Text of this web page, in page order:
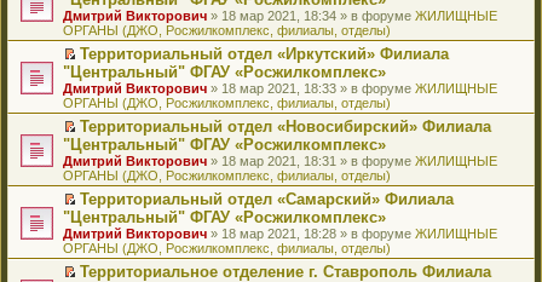
и
ю
о
б
щ
е
н
и
ю
о
м
у
с
о
о
б
щ
е
н
и
ю
и
т
а
н
н
о
м
у
с
о
о
б
щ
е
н
и
ю
е
п
р
о
ч
и
т
а
н
н
о
м
у
с
о
о
б
щ
е
в
о
м
у
н
е
п
р
о
ч
и
т
а
н
н
о
м
у
с
и
к
п
е
р
в
о
м
у
н
е
п
р
о
ч
и
т
а
н
е
р
е
й
т
и
к
п
е
р
в
о
м
у
н
е
п
р
о
Дмитрий Викторович » 18 мар 2021, 18:34 » в форуме ЖИЛИЩНЫЕ
ОРГАНЫ (ДЖО, Росжилкомплекс, филиалы, отделы)
П
е
р
е
й
т
и
к
п
е
р
в
о
м
у
Территориальный отдел «Иркутский» Филиала
"Центральный" ФГАУ «Росжилкомплекс»
Дмитрий Викторович » 18 мар 2021, 18:33 » в форуме ЖИЛИЩНЫЕ
ОРГАНЫ (ДЖО, Росжилкомплекс, филиалы, отделы)
П
е
р
е
й
т
и
к
п
е
Территориальный отдел «Новосибирский» Филиала
"Центральный" ФГАУ «Росжилкомплекс»
Дмитрий Викторович » 18 мар 2021, 18:31 » в форуме ЖИЛИЩНЫЕ
ОРГАНЫ (ДЖО, Росжилкомплекс, филиалы, отделы)
П
е
р
е
й
Территориальный отдел «Самарский» Филиала
"Центральный" ФГАУ «Росжилкомплекс»
Дмитрий Викторович » 18 мар 2021, 18:28 » в форуме ЖИЛИЩНЫЕ
ОРГАНЫ (ДЖО, Росжилкомплекс, филиалы, отделы)
Территориальное отделение г. Ставрополь Филиала